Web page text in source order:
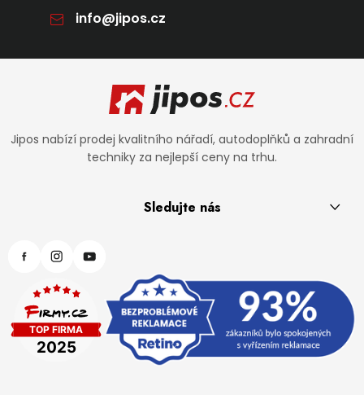
info@jipos.cz
Zápatí
Jipos nabízí prodej kvalitního nářadí, autodoplňků a zahradní
techniky za nejlepší ceny na trhu.
Sledujte nás